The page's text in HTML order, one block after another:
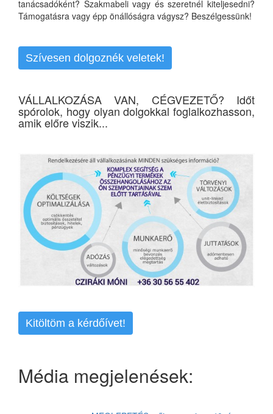
tanácsadóként? Szakmabeli vagy és szeretnél kiteljesedni?
Támogatásra vagy épp önállóságra vágysz? Beszélgessünk!
Szívesen dolgoznék veletek!
VÁLLALKOZÁSA VAN, CÉGVEZETŐ? Időt
spórolok, hogy olyan dolgokkal foglalkozhasson,
amik előre viszik...
Kitöltöm a kérdőívet!
Média megjelenések: